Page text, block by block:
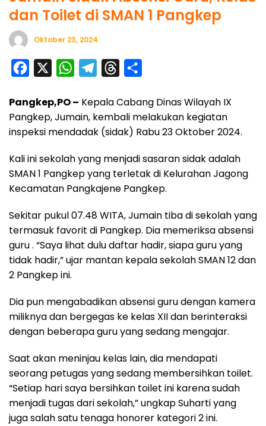
dan Toilet di SMAN 1 Pangkep
Oktober 23, 2024
c
e
b
o
o
k
W
a
t
s
A
p
p
l
e
g
r
a
m
r
e
a
d
s
a
r
e
Pangkep,PO – Kepala Cabang Dinas Wilayah IX
Pangkep, Jumain, kembali melakukan kegiatan
inspeksi mendadak (sidak) Rabu 23 Oktober 2024.
Kali ini sekolah yang menjadi sasaran sidak adalah
SMAN 1 Pangkep yang terletak di Kelurahan Jagong
Kecamatan Pangkajene Pangkep.
Sekitar pukul 07.48 WITA, Jumain tiba di sekolah yang
termasuk favorit di Pangkep. Dia memeriksa absensi
guru . “Saya lihat dulu daftar hadir, siapa guru yang
tidak hadir,” ujar mantan kepala sekolah SMAN 12 dan
2 Pangkep ini.
Dia pun mengabadikan absensi guru dengan kamera
miliknya dan bergegas ke kelas XII dan berinteraksi
dengan beberapa guru yang sedang mengajar.
Saat akan meninjau kelas lain, dia mendapati
seorang petugas yang sedang membersihkan toilet.
“Setiap hari saya bersihkan toilet ini karena sudah
menjadi tugas dari sekolah,” ungkap Suharti yang
juga salah satu tenaga honorer kategori 2 ini.